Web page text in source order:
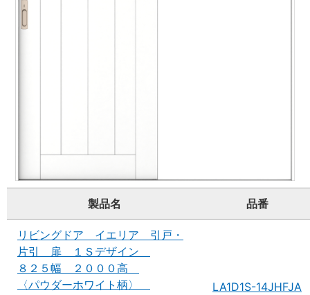
製品名 品番
リビングドア イエリア 引戸・
片引 扉 １Ｓデザイン
８２５幅 ２０００高
〈パウダーホワイト柄〉
LA1D1S-14JHFJA